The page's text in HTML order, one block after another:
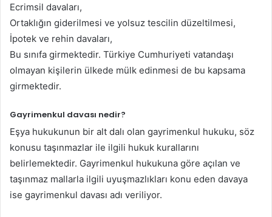
Ecrimsil davaları,
Ortaklığın giderilmesi ve yolsuz tescilin düzeltilmesi,
İpotek ve rehin davaları,
Bu sınıfa girmektedir. Türkiye Cumhuriyeti vatandaşı
olmayan kişilerin ülkede mülk edinmesi de bu kapsama
girmektedir.
Gayrimenkul davası nedir?
Eşya hukukunun bir alt dalı olan gayrimenkul hukuku, söz
konusu taşınmazlar ile ilgili hukuk kurallarını
belirlemektedir. Gayrimenkul hukukuna göre açılan ve
taşınmaz mallarla ilgili uyuşmazlıkları konu eden davaya
ise gayrimenkul davası adı veriliyor.